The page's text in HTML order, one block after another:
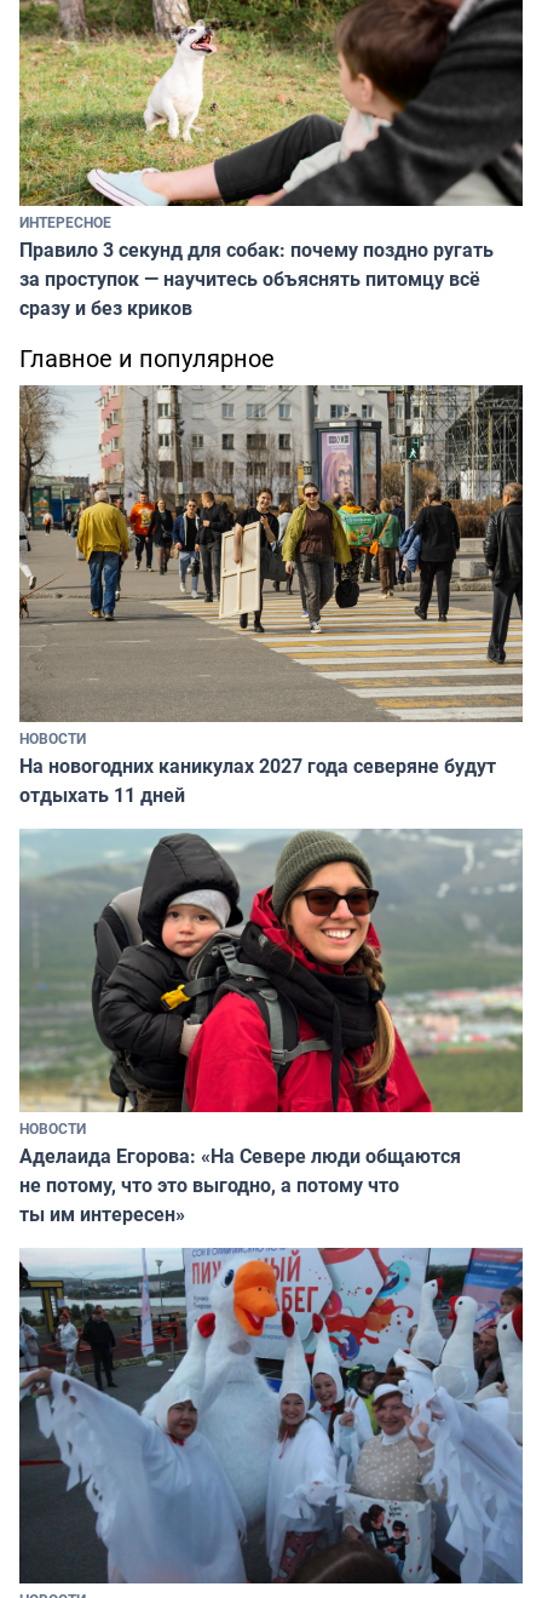
ИНТЕРЕСНОЕ
Правило 3 секунд для собак: почему поздно ругать
за проступок — научитесь объяснять питомцу всё
сразу и без криков
Главное и популярное
НОВОСТИ
На новогодних каникулах 2027 года северяне будут
отдыхать 11 дней
НОВОСТИ
Аделаида Егорова: «На Севере люди общаются
не потому, что это выгодно, а потому что
ты им интересен»